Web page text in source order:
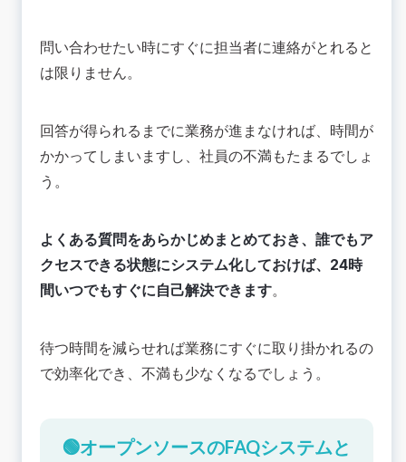
問い合わせたい時にすぐに担当者に連絡がとれると
は限りません。
回答が得られるまでに業務が進まなければ、時間が
かかってしまいますし、社員の不満もたまるでしょ
う。
よくある質問をあらかじめまとめておき、誰でもア
クセスできる状態にシステム化しておけば、24時
間いつでもすぐに自己解決できます。
待つ時間を減らせれば業務にすぐに取り掛かれるの
で効率化でき、不満も少なくなるでしょう。
🟢オープンソースのFAQシステムと